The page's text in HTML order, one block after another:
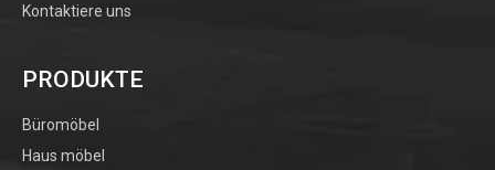
Kontaktiere uns
PRODUKTE
Büromöbel
Haus möbel